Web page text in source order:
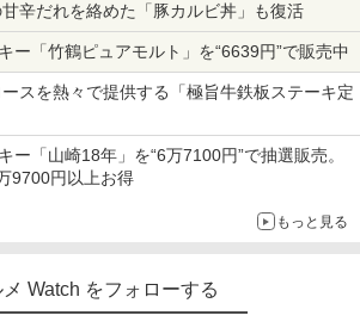
辛だれを絡めた「豚カルビ丼」も復活
ー「竹鶴ピュアモルト」を“6639円”で販売中
スを熱々で提供する「極旨牛鉄板ステーキ定
ー「山崎18年」を“6万7100円”で抽選販売。
9700円以上お得
もっと見る
メ Watch をフォローする